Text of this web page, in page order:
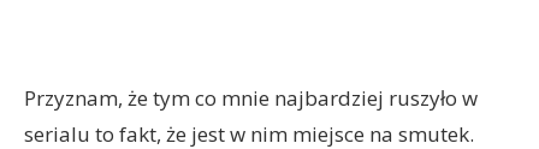
Przyznam, że tym co mnie najbardziej ruszyło w
serialu to fakt, że jest w nim miejsce na smutek.